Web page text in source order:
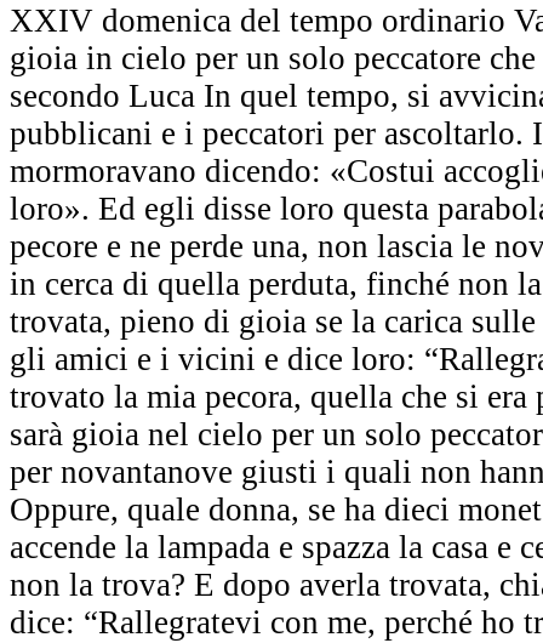
XXIV domenica del tempo ordinario
gioia in cielo per un solo peccatore
secondo Luca In quel tempo, si
pubblicani e i peccatori per
mormoravano dicendo: «Costui
loro». Ed egli disse loro questa
pecore e ne perde una, non lascia le
in cerca di quella perduta, finché non
trovata, pieno di gioia se la carica sulle
gli amici e i vicini e dice loro:
trovato la mia pecora, quella che si
sarà gioia nel cielo per un solo
per novantanove giusti i quali non
Oppure, quale donna, se ha dieci
accende la lampada e spazza la casa e
non la trova? E dopo averla trovata,
dice: “Rallegratevi con me, perché ho